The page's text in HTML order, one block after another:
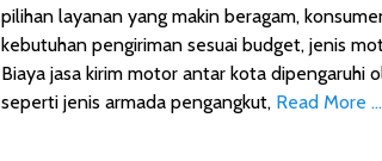
pilihan layanan yang makin beragam,
kebutuhan pengiriman sesuai budget, jenis
Biaya jasa kirim motor antar kota dipengaruhi
seperti jenis armada pengangkut, Read More …